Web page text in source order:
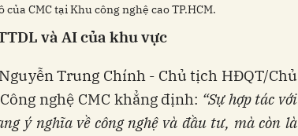
CMC tại Khu công nghệ cao TP.HCM.
và AI của khu vực
Trung Chính - Chủ tịch HĐQT/Chủ
nghệ CMC khẳng định: “Sự hợp tác với
ý nghĩa về công nghệ và đầu tư, mà còn là